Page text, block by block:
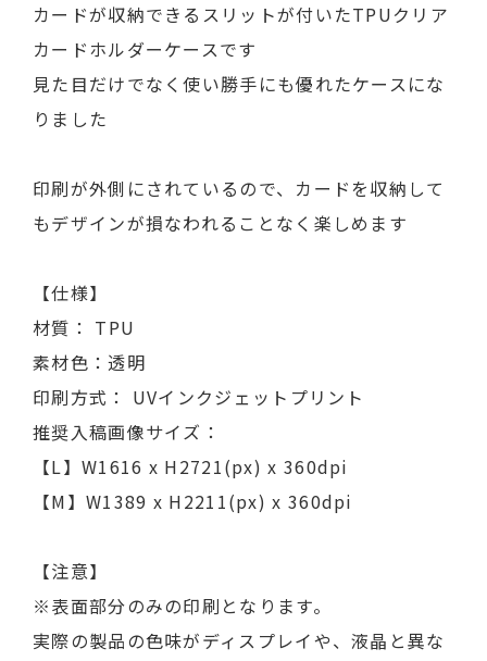
カードが収納できるスリットが付いたTPUクリア
カードホルダーケースです
見た目だけでなく使い勝手にも優れたケースにな
りました
印刷が外側にされているので、カードを収納して
もデザインが損なわれることなく楽しめます
【仕様】
材質： TPU
素材色：透明
印刷方式： UVインクジェットプリント
推奨入稿画像サイズ：
【L】W1616 x H2721(px) x 360dpi
【M】W1389 x H2211(px) x 360dpi
【注意】
※表面部分のみの印刷となります。
実際の製品の色味がディスプレイや、液晶と異な